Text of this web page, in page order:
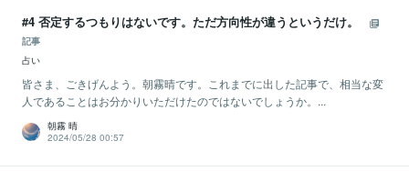
#4 否定するつもりはないです。ただ方向性が違うというだけ。
記事
占い
皆さま、ごきげんよう。朝霧晴です。これまでに出した記事で、相当な変
人であることはお分かりいただけたのではないでしょうか。...
朝霧 晴
2024/05/28 00:57